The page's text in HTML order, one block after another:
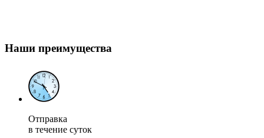
Наши преимущества
Отправка
в течение суток